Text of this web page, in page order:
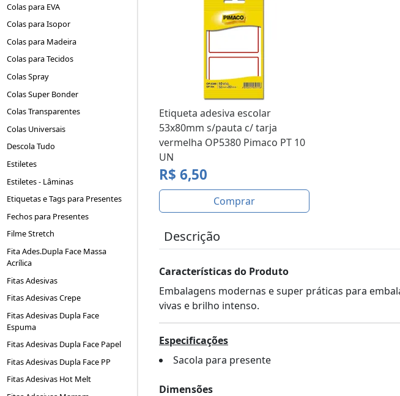
Colas para EVA
Colas para Isopor
Colas para Madeira
Colas para Tecidos
Colas Spray
Colas Super Bonder
Colas Transparentes
Colas Universais
Descola Tudo
Estiletes
Estiletes - Lâminas
Etiquetas e Tags para Presentes
Fechos para Presentes
Filme Stretch
Fita Ades.Dupla Face Massa
Acrílica
Fitas Adesivas
Fitas Adesivas Crepe
Fitas Adesivas Dupla Face
Espuma
Fitas Adesivas Dupla Face Papel
Fitas Adesivas Dupla Face PP
Fitas Adesivas Hot Melt
Etiqueta adesiva escolar
53x80mm s/pauta c/ tarja
vermelha OP5380 Pimaco PT 10
UN
R$ 6,50
Comprar
Descrição
Características do Produto
Embalagens modernas e super práticas para
vivas e brilho intenso.
Especificações
Sacola para presente
Dimensões